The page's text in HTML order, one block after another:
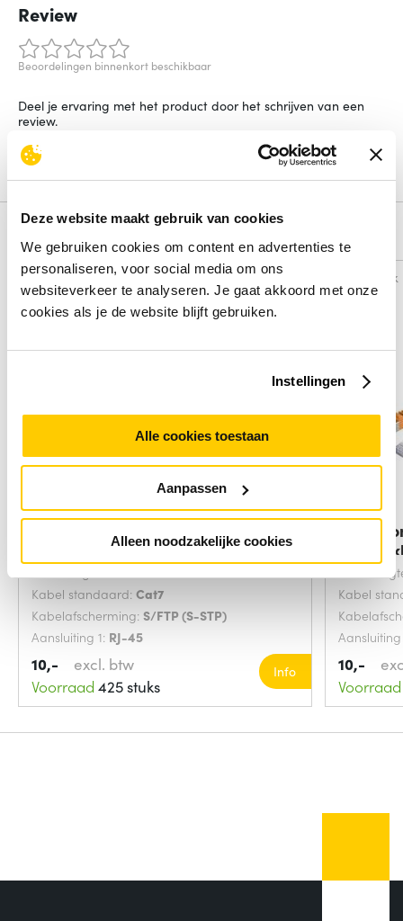
Deze website maakt gebruik van cookies
We gebruiken cookies om content en advertenties te
personaliseren, voor social media om ons
websiteverkeer te analyseren. Je gaat akkoord met onze
cookies als je de website blijft gebruiken.
Instellingen
Alle cookies toestaan
Aanpassen
Alleen noodzakelijke cookies
Review
Beoordelingen binnenkort beschikbaar
Deel je ervaring met het product door het schrijven van een
review.
Schrijf een review
Alternatieven
Vergelijk
netwerkkabel Groen 2
Kabel standaard: Cat7
Kabelafscherming: S/FTP (S-STP)
Aansluiting 1: RJ-45
10,-
excl. btw
Voorraad 425 stuks
Info
Vergelijk
Kabel
10,-
Voorraad